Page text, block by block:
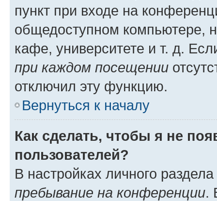
пункт при входе на
общедоступном компьютере,
кафе, университете и т. д.
при каждом посещении
отключил эту функцию.
Вернуться к началу
Как сделать, чтобы я не
пользователей?
В настройках личного
пребывание на конференции.